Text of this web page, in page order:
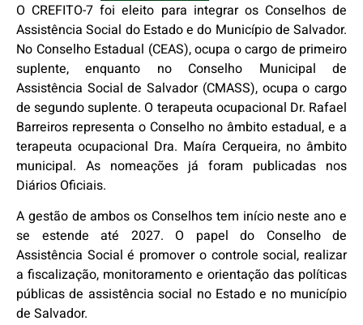
O CREFITO-7 foi eleito para integrar os Conselhos de
Assistência Social do Estado e do Município de Salvador.
No Conselho Estadual (CEAS), ocupa o cargo de primeiro
suplente, enquanto no Conselho Municipal de
Assistência Social de Salvador (CMASS), ocupa o cargo
de segundo suplente. O terapeuta ocupacional Dr. Rafael
Barreiros representa o Conselho no âmbito estadual, e a
terapeuta ocupacional Dra. Maíra Cerqueira, no âmbito
municipal. As nomeações já foram publicadas nos
Diários Oficiais.
A gestão de ambos os Conselhos tem início neste ano e
se estende até 2027. O papel do Conselho de
Assistência Social é promover o controle social, realizar
a fiscalização, monitoramento e orientação das políticas
públicas de assistência social no Estado e no município
de Salvador.